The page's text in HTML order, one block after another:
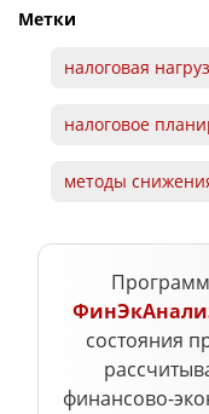
Метки
налоговая
налоговое
методы
состояния
финансово-